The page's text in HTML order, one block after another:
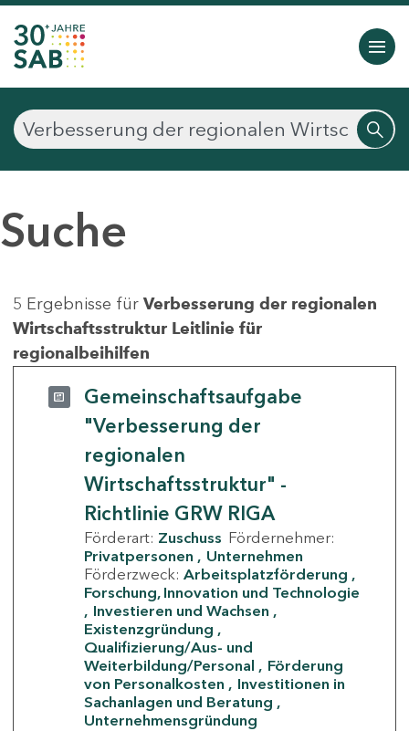
Suche
5 Ergebnisse für Verbesserung der regionalen
Wirtschaftsstruktur Leitlinie für
regionalbeihilfen
Gemeinschaftsaufgabe
"Verbesserung der
regionalen
Wirtschaftsstruktur" -
Richtlinie GRW RIGA
Förderart: Zuschuss Fördernehmer:
Privatpersonen
Unternehmen
Förderzweck: Arbeitsplatzförderung
Forschung, Innovation und Technologie
Investieren und Wachsen
Existenzgründung
Qualifizierung/Aus- und
Weiterbildung/Personal
Förderung
von Personalkosten
Investitionen in
Sachanlagen und Beratung
Unternehmensgründung